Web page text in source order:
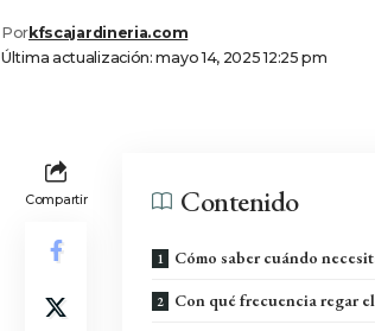
Última actualización: mayo 14, 2025 12:25 pm
Porkfscajardineria.com
Compartir Contenido
Cómo saber cuándo
Con qué frecuencia regar